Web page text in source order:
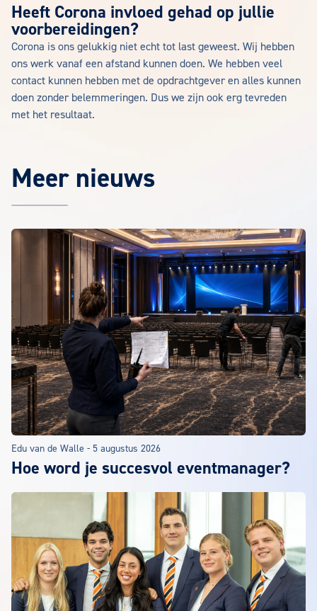
Heeft Corona invloed gehad op jullie
voorbereidingen?
Corona is ons gelukkig niet echt tot last geweest. Wij hebben
ons werk vanaf een afstand kunnen doen. We hebben veel
contact kunnen hebben met de opdrachtgever en alles kunnen
doen zonder belemmeringen. Dus we zijn ook erg tevreden
met het resultaat.
Meer nieuws
Edu van de Walle - 5 augustus 2026
Hoe word je succesvol eventmanager?